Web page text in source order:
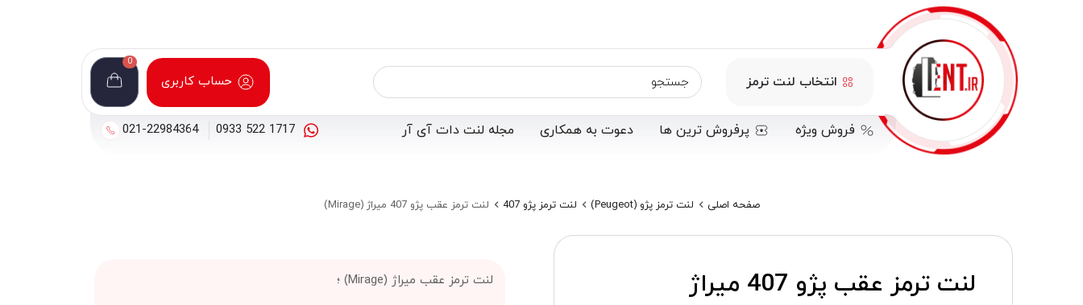
انتخاب لنت ترمز حساب کاربری
0
فروش ویژه پرفروش ترین ها دعوت به همکاری مجله لنت دات آی آر 1717 522 0933
021-22984364
صفحه اصلی لنت ترمز پژو (Peugeot) لنت ترمز پژو 407 لنت ترمز عقب پژو 407 میراژ (Mirage)
لنت ترمز عقب پژو 407 میراژ
لنت ترمز عقب میراژ (Mirage) ؛